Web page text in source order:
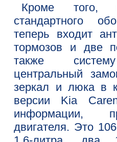
Кроме того,
стандартного
теперь входит
тормозов и две
также систему
центральный
зеркал и люка в
версии Kia
информации,
двигателя. Это